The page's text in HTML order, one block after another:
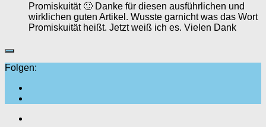
Promiskuität 🙂 Danke für diesen ausführlichen und
wirklichen guten Artikel. Wusste garnicht was das Wort
Promiskuität heißt. Jetzt weiß ich es. Vielen Dank
Folgen: